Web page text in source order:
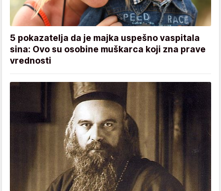
5 pokazatelja da je majka uspešno vaspitala
sina: Ovo su osobine muškarca koji zna prave
vrednosti